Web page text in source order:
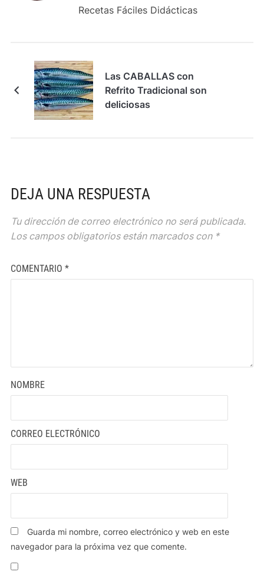
Recetas Fáciles Didácticas
Las CABALLAS con
Refrito Tradicional son
deliciosas
DEJA UNA RESPUESTA
Tu dirección de correo electrónico no será publicada.
Los campos obligatorios están marcados con *
COMENTARIO *
NOMBRE
CORREO ELECTRÓNICO
WEB
Guarda mi nombre, correo electrónico y web en este
navegador para la próxima vez que comente.